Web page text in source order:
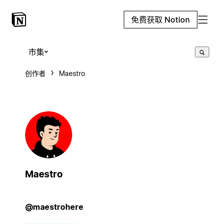
免费获取 Notion
市集
创作者 Maestro
Maestro
@maestrohere